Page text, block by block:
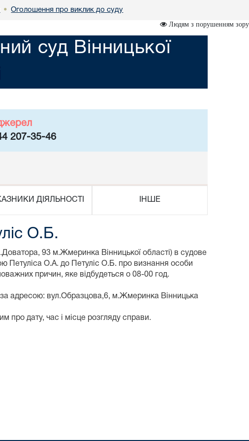
• Оголошення про виклик до суду
Людям з порушенням зору
суд Вінницької
207-35-46
ДІЯЛЬНОСТІ ІНШЕ
О.Б.
93 м.Жмеринка Вінницької області) в судове
Петуліса О.А. до Петуліс О.Б. про визнання особи
причин, яке відбудеться о 08-00 год.
за адресою: вул.Образцова,6, м.Жмеринка Вінницька
про дату, час і місце розгляду справи.